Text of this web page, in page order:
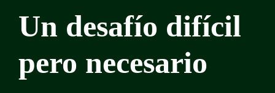
Un desafío difícil
pero necesario